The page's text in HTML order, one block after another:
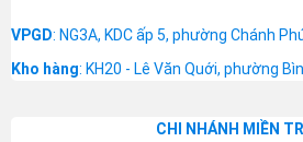
VPGD: NG3A, KDC ấp 5, phường Chánh
Kho hàng: KH20 - Lê Văn Quới, phường
CHI NHÁNH MIỀN